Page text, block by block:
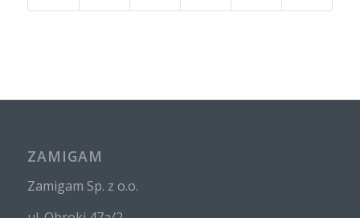
ZAMIGAM
Zamigam Sp. z o.o.